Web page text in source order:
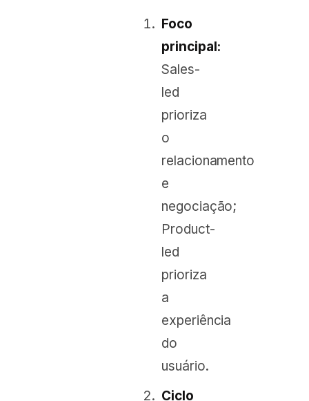
Foco
principal:
Sales-
led
prioriza
o
relacionamento
e
negociação;
Product-
led
prioriza
a
experiência
do
usuário.
Ciclo